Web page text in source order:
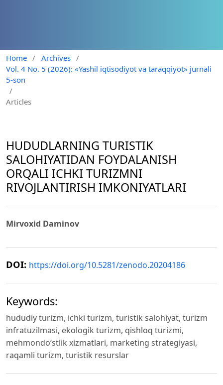
Home / Archives /
Vol. 4 No. 5 (2026): «Yashil iqtisodiyot va taraqqiyot» jurnali
5-son
/
Articles
HUDUDLARNING TURISTIK
SALOHIYATIDAN FOYDALANISH
ORQALI ICHKI TURIZMNI
RIVOJLANTIRISH IMKONIYATLARI
Mirvoxid Daminov
DOI: https://doi.org/10.5281/zenodo.20204186
Keywords:
hududiy turizm, ichki turizm, turistik salohiyat, turizm
infratuzilmasi, ekologik turizm, qishloq turizmi,
mehmondo‘stlik xizmatlari, marketing strategiyasi,
raqamli turizm, turistik resurslar